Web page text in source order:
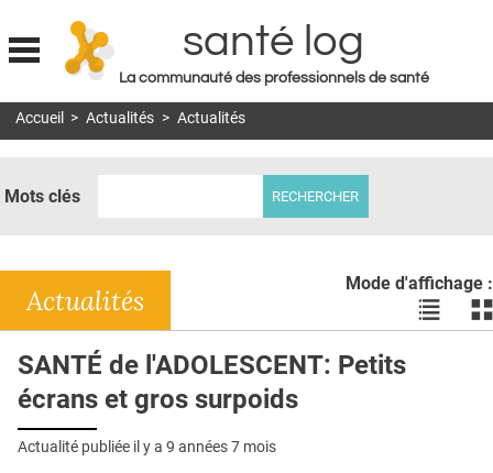
Jump to navigation
santé log
La communauté des professionnels de santé
MON COMPTE
DOSSIERS
RÉSEAUX
E-REVUE SAD
Accueil > Actualités > Actualités
Mots clés
Mode d'affichage :
Voir
les
les
Actualités
SANTÉ de l'ADOLESCENT: Petits
écrans et gros surpoids
Actualité publiée il y a 9 années 7 mois